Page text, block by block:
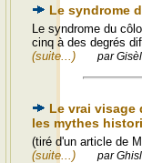
Le syndrome
Le syndrome du
cinq à des degrés
(suite...)
par
Le vrai visage
les mythes
(tiré d'un article de
(suite...)
par